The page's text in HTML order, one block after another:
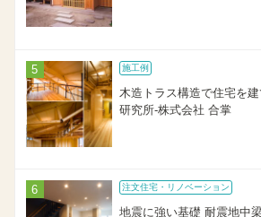
施工例
木造トラス構造で住宅を
研究所-株式会社 合掌
注文住宅・リノベーション
地震に強い基礎 耐震地中